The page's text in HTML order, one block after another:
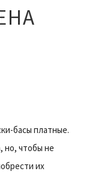
басы платные.
но, чтобы не
их